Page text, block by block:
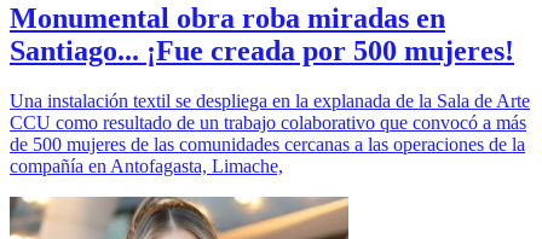
Monumental obra roba miradas en
Santiago... ¡Fue creada por 500 mujeres!
Una instalación textil se despliega en la explanada de la Sala de Arte
CCU como resultado de un trabajo colaborativo que convocó a más
de 500 mujeres de las comunidades cercanas a las operaciones de la
compañía en Antofagasta, Limache,